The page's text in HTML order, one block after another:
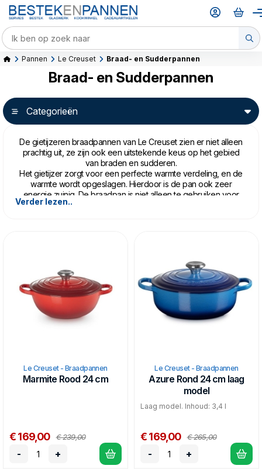
Pannen Le Creuset Braad- en Sudderpannen
Braad- en Sudderpannen
Categorieën
De gietijzeren braadpannen van Le Creuset zien er niet alleen
prachtig uit, ze zijn ook een uitstekende keus op het gebied
van braden en sudderen.
Het gietijzer zorgt voor een perfecte warmte verdeling, en de
warmte wordt opgeslagen. Hierdoor is de pan ook zeer
energie zuinig. De braadpan is niet alleen te gebruiken voor
vlees of stoofpotten, maar is ook perfect voor het maken van
Verder lezen..
Le Creuset - Braadpannen
Marmite Rood 24 cm
€ 169,00 € 239,00
- +
Le Creuset - Braadpannen
Azure Rond 24 cm laag
model
Laag model. Inhoud: 3,4 l
€ 169,00 € 265,00
- +